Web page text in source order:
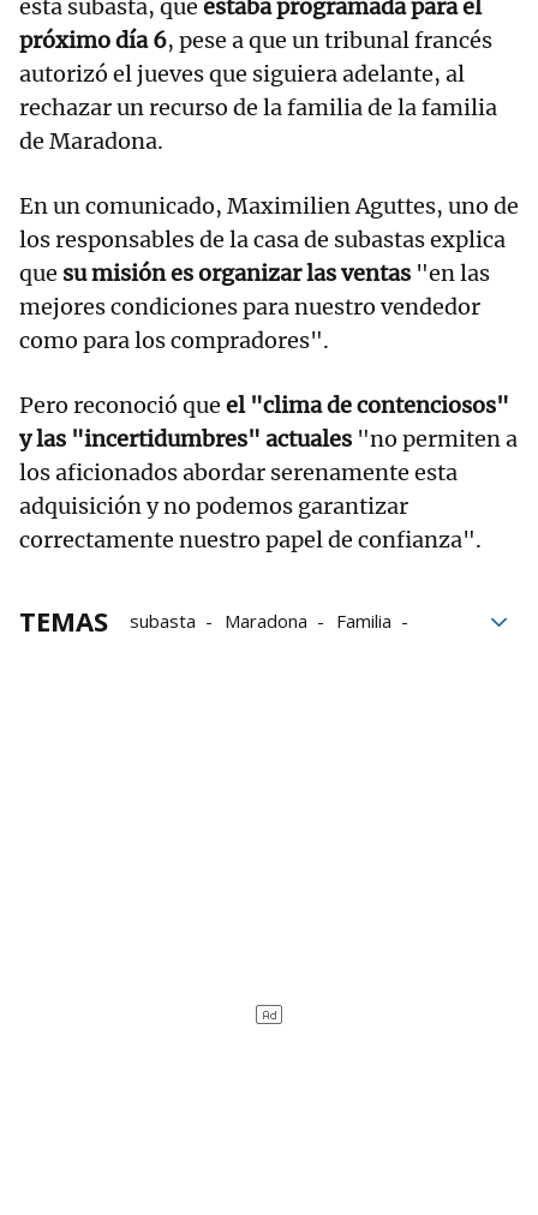
esta subasta, que estaba programada para el
próximo día 6, pese a que un tribunal francés
autorizó el jueves que siguiera adelante, al
rechazar un recurso de la familia de la familia
de Maradona.
En un comunicado, Maximilien Aguttes, uno de
los responsables de la casa de subastas explica
que su misión es organizar las ventas "en las
mejores condiciones para nuestro vendedor
como para los compradores".
Pero reconoció que el "clima de contenciosos"
y las "incertidumbres" actuales "no permiten a
los aficionados abordar serenamente esta
adquisición y no podemos garantizar
correctamente nuestro papel de confianza".
TEMAS subasta Maradona
Familia